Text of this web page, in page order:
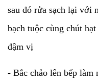
sau đó rửa sạch lại với
bạch tuộc cùng chút
đậm vị
- Bắc chảo lên bếp làm